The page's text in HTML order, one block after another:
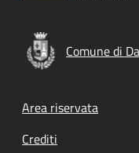
Comune di
Footer
Area riservata
Crediti